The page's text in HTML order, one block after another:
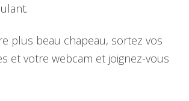
plus beau chapeau, sortez vos
et votre webcam et joignez-vous